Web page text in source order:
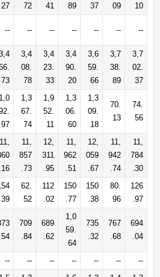
27
72
41
89
37
09
10
-- -- -- -- -- -- --
73
3,4
08.
78
3,4
23.
33
3,4
90.
20
3,6
59.
66
3,7
38.
89
3,7
02.
37
1,0
97
1,3
67.
74
1,9
52.
11
1,3
06.
60
1,3
09.
18
70.
13
74.
56
11,
.16
11,
857
.73
12,
311
.95
11,
962
.51
12,
059
.67
11,
942
.74
11,
784
.30
.39
62.
52
112
.02
150
.77
150
.38
80.
96
126
.97
.54
709
.84
689
.62
1,0
59.
64
735
.32
767
.68
694
.04
-- -- -- -- -- --
--